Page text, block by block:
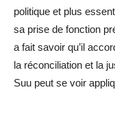
politique et plus
sa prise de fonction
a fait savoir qu’il
la réconciliation et la
Suu peut se voir